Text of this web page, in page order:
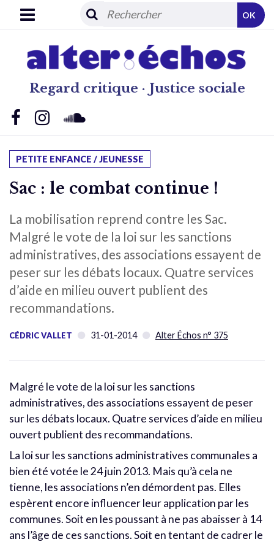
Regard critique · Justice sociale
OK
PETITE ENFANCE / JEUNESSE
Sac : le combat continue !
La mobilisation reprend contre les Sac.
Malgré le vote de la loi sur les sanctions
administratives, des associations essayent de
peser sur les débats locaux. Quatre services
d’aide en milieu ouvert publient des
recommandations.
CÉDRIC VALLET 31-01-2014 Alter Échos n° 375
Malgré le vote de la loi sur les sanctions
administratives, des associations essayent de peser
sur les débats locaux. Quatre services d’aide en milieu
ouvert publient des recommandations.
La loi sur les sanctions administratives communales a
bien été votée le 24 juin 2013. Mais qu’à cela ne
tienne, les associations n’en démordent pas. Elles
espèrent encore influencer leur application par les
communes. Soit en les poussant à ne pas abaisser à 14
ans l’âge de ces sanctions. Soit en tentant de cadrer le